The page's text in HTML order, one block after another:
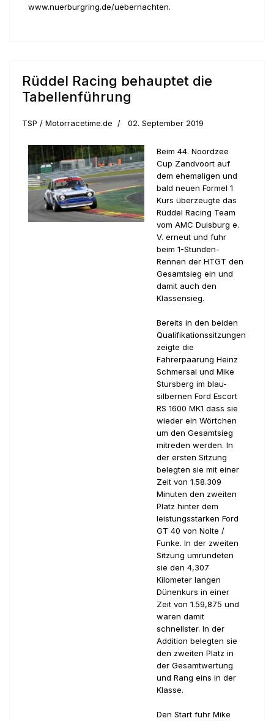
www.nuerburgring.de/uebernachten.
Rüddel Racing behauptet die
Tabellenführung
TSP / Motorracetime.de 02. September 2019
Beim 44. Noordzee
Cup Zandvoort auf
dem ehemaligen und
bald neuen Formel 1
Kurs überzeugte das
Rüddel Racing Team
vom AMC Duisburg e.
V. erneut und fuhr
beim 1-Stunden-
Rennen der HTGT den
Gesamtsieg ein und
damit auch den
Klassensieg.
Bereits in den beiden
Qualifikationssitzungen
zeigte die
Fahrerpaarung Heinz
Schmersal und Mike
Stursberg im blau-
silbernen Ford Escort
RS 1600 MK1 dass sie
wieder ein Wörtchen
um den Gesamtsieg
mitreden werden. In
der ersten Sitzung
belegten sie mit einer
Zeit von 1.58.309
Minuten den zweiten
Platz hinter dem
leistungsstarken Ford
GT 40 von Nolte /
Funke. In der zweiten
Sitzung umrundeten
sie den 4,307
Kilometer langen
Dünenkurs in einer
Zeit von 1.59,875 und
waren damit
schnellster. In der
Addition belegten sie
den zweiten Platz in
der Gesamtwertung
und Rang eins in der
Klasse.
Den Start fuhr Mike